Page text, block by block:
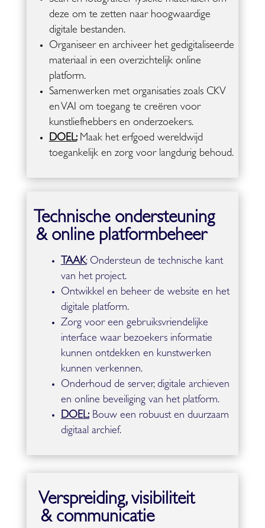
deze om te zetten naar hoogwaardige
digitale bestanden.
Organiseer en archiveer het gedigitaliseerde
materiaal in een overzichtelijk online
platform.
Samenwerken met organisaties zoals CKV
en VAI om toegang te creëren voor
kunstliefhebbers en onderzoekers.
DOEL: Maak het erfgoed wereldwijd
toegankelijk en zorg voor langdurig behoud.
Technische ondersteuning
& online platformbeheer
TAAK:Ondersteun de technische kant
van het project.
Ontwikkel en beheer de website en het
digitale platform.
Zorg voor een gebruiksvriendelijke
interface waar bezoekers informatie
kunnen ontdekken en kunstwerken
kunnen verkennen.
Onderhoud de server, digitale archieven
en online beveiliging van het platform.
DOEL:Bouw een robuust en duurzaam
digitaal archief.
Verspreiding, visibiliteit
& communicatie